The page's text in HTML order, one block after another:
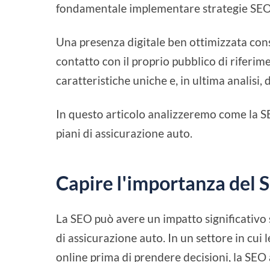
fondamentale implementare strategie
Una presenza digitale ben ottimizzata
contatto con il proprio pubblico di
caratteristiche uniche e, in ultima analisi,
In questo articolo analizzeremo come la
piani di assicurazione auto.
Capire l'importanza del
La SEO può avere un impatto
di assicurazione auto. In un settore in
online prima di prendere decisioni, la